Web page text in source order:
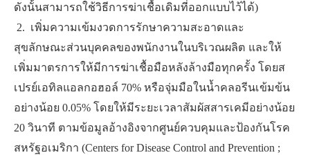
ดังนั้นสามารถใช้วิธีการฆ่าเชื้อเดิมที่ออกแบบไว้ได้)​
​ ​2. ​ ​เพิ่มความเข้มงวดการรักษาความสะอาดและ
สุขลักษณะส่วนบุคคลของพนักงานในบริเวณผลิต และให้
เพิ่มมาตรการให้มีการฆ่าเชื้อมือหลังล้างมือทุกครั้ง โดยส
เปรย์เอทิลแอลกอฮอล์ 70% หรือจุ่มมือในน้ำคลอรีนเข้มข้น
อย่างน้อย 0.05% โดยให้มีระยะเวลาสัมผัสสารเคมีอย่างน้อย
20 วินาที ตามข้อมูลอ้างอิงจากศูนย์ควบคุมและป้องกันโรค
สหรัฐอเมริกา (Centers for Disease Control and Prevention ;